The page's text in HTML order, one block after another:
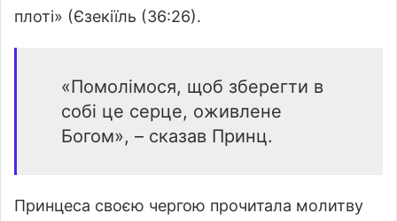
плоті» (Єзекіїль (36:26).
«Помолімося, щоб зберегти в
собі це серце, оживлене
Богом», – сказав Принц.
Принцеса своєю чергою прочитала молитву